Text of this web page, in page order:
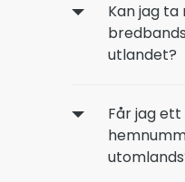
Kan jag ta
utlandet?
Får jag